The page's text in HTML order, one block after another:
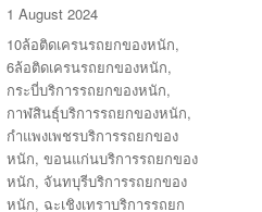
Posted
on
1 August 2024
Tags
10ล้อติดเครนรถยกของหนัก,
6ล้อติดเครนรถยกของหนัก,
กระบี่บริการรถยกของหนัก,
กาฬสินธุ์บริการรถยกของหนัก,
กำแพงเพชรบริการรถยกของ
หนัก, ขอนแก่นบริการรถยกของ
หนัก, จันทบุรีบริการรถยกของ
หนัก, ฉะเชิงเทราบริการรถยก